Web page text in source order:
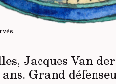
.
Jacques Van
ans. Grand